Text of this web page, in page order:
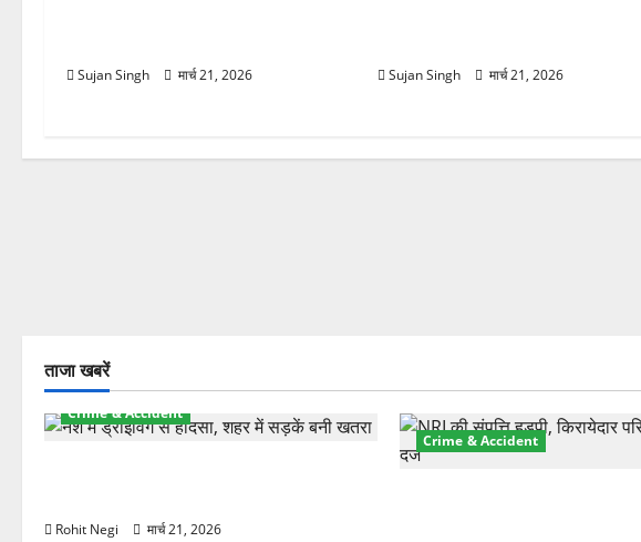
Sujan Singh मार्च 21, 2026 Sujan Singh मार्च 21, 2026
ताजा खबरें
Crime & Accident
Rohit Negi मार्च 21, 2026
Crime & Accident